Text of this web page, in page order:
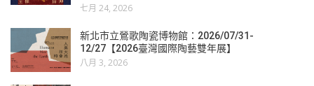
七月 24, 2026
新北市立鶯歌陶瓷博物館：2026/07/31-
12/27【2026臺灣國際陶藝雙年展】
八月 3, 2026